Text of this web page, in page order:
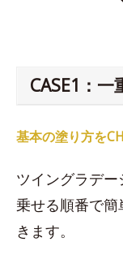
CASE1：一
基本の塗り方を
ツイングラデ
乗せる順番で
きます。